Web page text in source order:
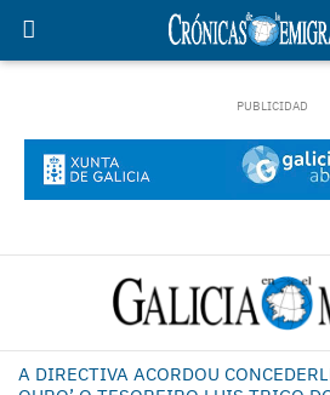
A DIRECTIVA ACORDOU